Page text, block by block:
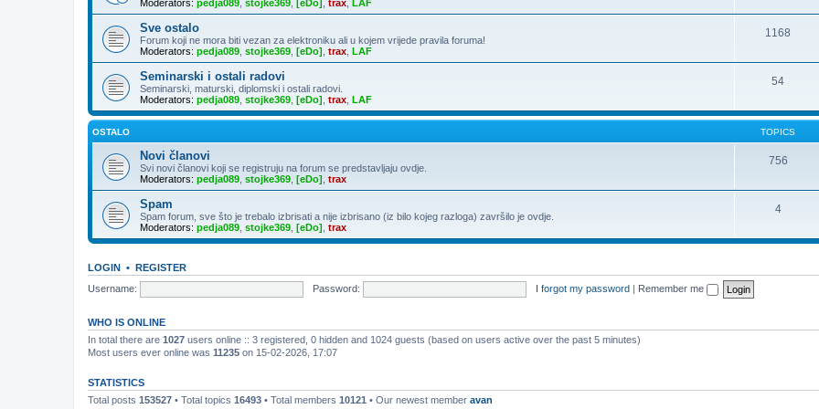
Moderators: pedja089 stojke369 [eDo] trax LAF
Sve ostalo
Forum koji ne mora biti vezan za elektroniku ali u kojem vrijede pravila foruma!
Moderators: pedja089 stojke369 [eDo] trax LAF
1168
Seminarski i ostali radovi
Seminarski, maturski, diplomski i ostali radovi.
Moderators: pedja089 stojke369 [eDo] trax LAF
54
OSTALO TOPICS
Novi članovi
Svi novi članovi koji se registruju na forum se predstavljaju ovdje.
Moderators: pedja089 stojke369 [eDo] trax
756
Spam
Spam forum, sve što je trebalo izbrisati a nije izbrisano (iz bilo kojeg razloga) završilo je ovdje.
Moderators: pedja089 stojke369 [eDo] trax
4
LOGIN • REGISTER
Username:
Password: I forgot my password | Remember me
WHO IS ONLINE
In total there are 1027 users online :: 3 registered, 0 hidden and 1024 guests (based on users active over the past 5 minutes)
Most users ever online was 11235 on 15-02-2026, 17:07
STATISTICS
Total posts 153527 • Total topics 16493 • Total members 10121 • Our newest member avan